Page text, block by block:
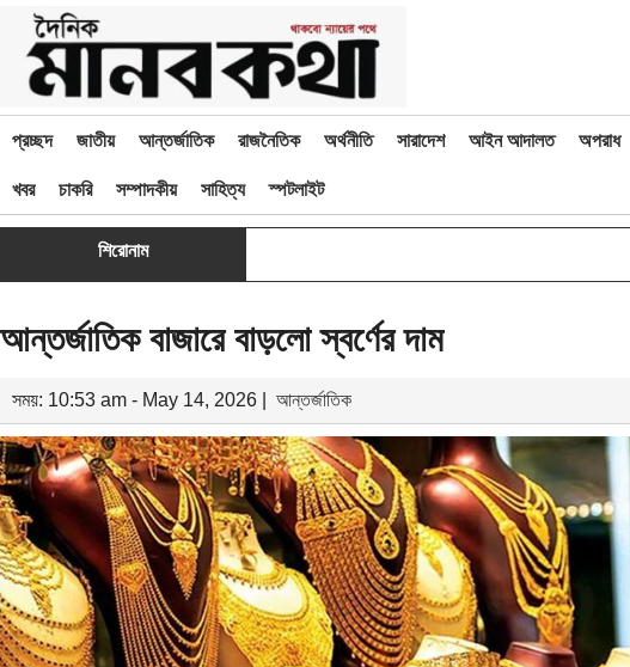
প্রচ্ছদ জাতীয় আন্তর্জাতিক রাজনৈতিক অর্থনীতি সারাদেশ আইন আদালত অপরাধ
খবর চাকরি সম্পাদকীয় সাহিত্য স্পটলাইট
শিরোনাম
আন্তর্জাতিক বাজারে বাড়লো স্বর্ণের দাম
সময়: 10:53 am - May 14, 2026 | আন্তর্জাতিক